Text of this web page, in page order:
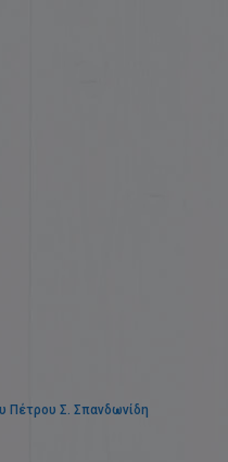
Πέτρου Σ. Σπανδωνίδη